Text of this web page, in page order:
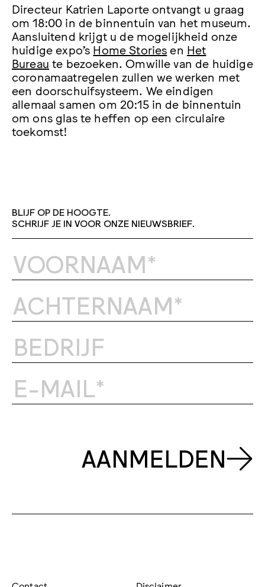
Directeur Katrien Laporte ontvangt u graag
om 18:00 in de binnentuin van het museum.
Aansluitend krijgt u de mogelijkheid onze
huidige expo’s Home Stories en Het
Bureau te bezoeken. Omwille van de huidige
coronamaatregelen zullen we werken met
een doorschuifsysteem. We eindigen
allemaal samen om 20:15 in de binnentuin
om ons glas te heffen op een circulaire
toekomst!
BLIJF OP DE HOOGTE.
SCHRIJF JE IN VOOR ONZE NIEUWSBRIEF.
AANMELDEN